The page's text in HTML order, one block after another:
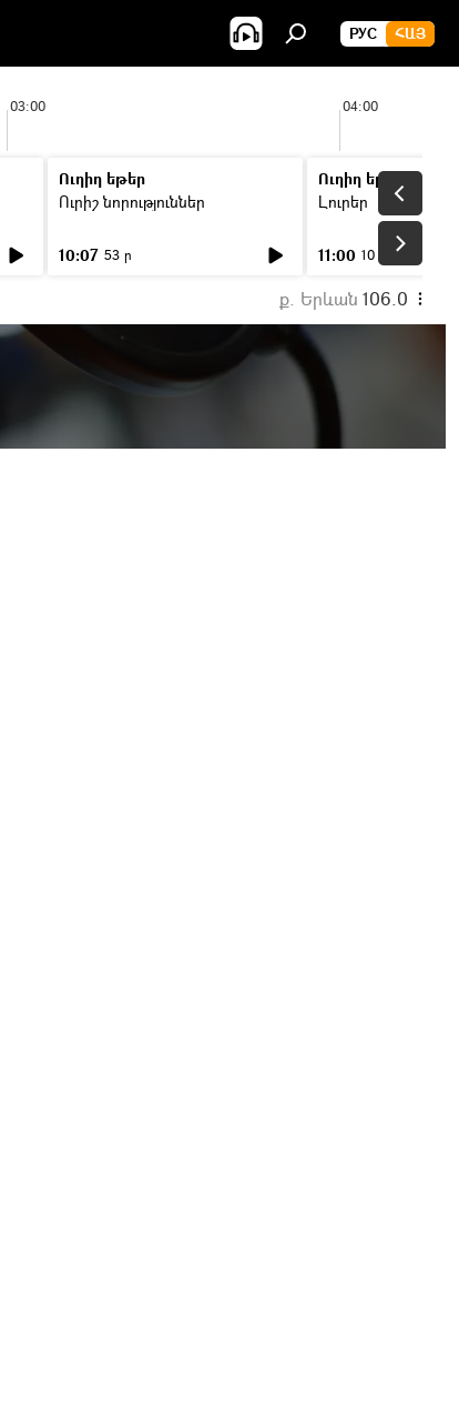
РУС ՀԱՅ
03:00 04:00
Ուղիղ եթեր
Ուրիշ նորություններ
10:07 53 ր
Ուղիղ եթեր
Լուրեր
11:00 10 ր
ք. Երևան 106.0